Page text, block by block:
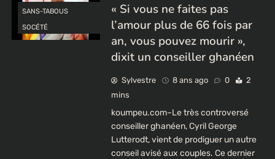
SANS-TABOUS
SOCÉTÉ
« Si vous ne faites pas
l’amour plus de 66 fois par
an, vous pouvez mourir »,
dixit un conseiller ghanéen
Sylvestre 8 ans ago 0
2
mins
koumpeu.com–Le très controversé
conseiller ghanéen, Cyril George
Lutterodt, vient de prodiguer un autre
conseil avisé aux couples. Ce dernier